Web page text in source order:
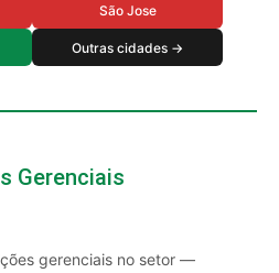
São Jose
Outras cidades →
Gerenciais
gerenciais no setor —